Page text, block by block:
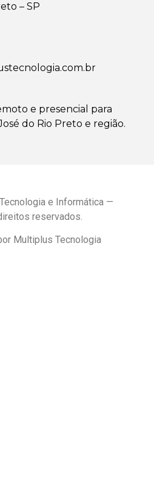
– SP
e presencial para
do Rio Preto e região.
e Informática —
reservados.
Multiplus Tecnologia